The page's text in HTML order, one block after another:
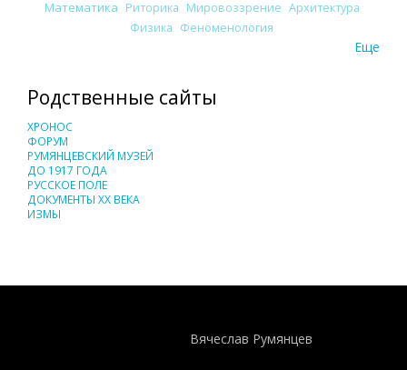
Математика Риторика Мировоззрение Архитектура
Физика Феноменология
Еще
Родственные сайты
ХРОНОС
ФОРУМ
РУМЯНЦЕВСКИЙ МУЗЕЙ
ДО 1917 ГОДА
РУССКОЕ ПОЛЕ
ДОКУМЕНТЫ XX ВЕКА
ИЗМЫ
Вячеслав Румянцев